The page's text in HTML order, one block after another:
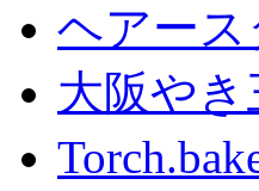
ヘアース
大阪やき